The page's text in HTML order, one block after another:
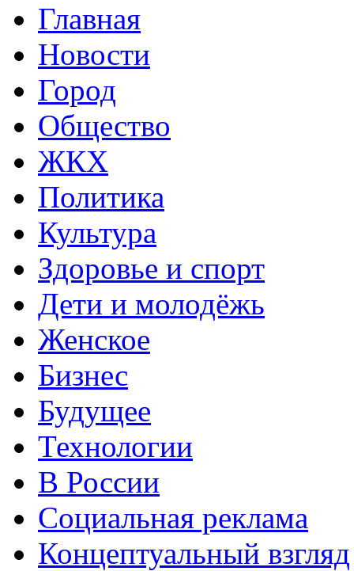
Главная
Новости
Город
Общество
ЖКХ
Политика
Культура
Здоровье и спорт
Дети и молодёжь
Женское
Бизнес
Будущее
Технологии
В России
Социальная реклама
Концептуальный взгляд